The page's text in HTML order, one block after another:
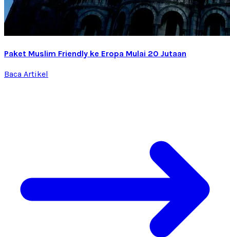
Paket Muslim Friendly ke Eropa Mulai 20 Jutaan
Baca Artikel